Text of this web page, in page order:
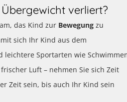
verliert?
das Kind zur Bewegung zu
sich Ihr Kind aus dem
leichtere Sportarten wie
Luft – nehmen Sie sich Zeit
Zeit sein, bis auch Ihr Kind sein